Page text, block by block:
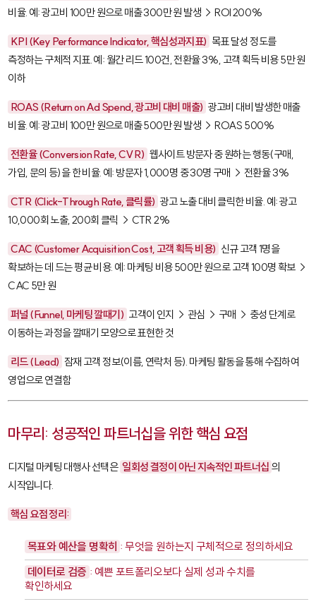
비율. 예: 광고비 100만 원으로 매출 300만 원 발생 → ROI 200%
KPI (Key Performance Indicator, 핵심성과지표) 목표 달성 정도를
측정하는 구체적 지표. 예: 월간 리드 100건, 전환율 3%, 고객 획득 비용 5만 원
이하
ROAS (Return on Ad Spend, 광고비 대비 매출) 광고비 대비 발생한 매출
비율. 예: 광고비 100만 원으로 매출 500만 원 발생 → ROAS 500%
전환율 (Conversion Rate, CVR) 웹사이트 방문자 중 원하는 행동(구매,
가입, 문의 등)을 한 비율. 예: 방문자 1,000명 중 30명 구매 → 전환율 3%
CTR (Click-Through Rate, 클릭률) 광고 노출 대비 클릭한 비율. 예: 광고
10,000회 노출, 200회 클릭 → CTR 2%
CAC (Customer Acquisition Cost, 고객 획득 비용) 신규 고객 1명을
확보하는 데 드는 평균 비용. 예: 마케팅 비용 500만 원으로 고객 100명 확보 →
CAC 5만 원
퍼널 (Funnel, 마케팅 깔때기) 고객이 인지 → 관심 → 구매 → 충성 단계로
이동하는 과정을 깔때기 모양으로 표현한 것
리드 (Lead) 잠재 고객 정보(이름, 연락처 등). 마케팅 활동을 통해 수집하여
영업으로 연결함
마무리: 성공적인 파트너십을 위한 핵심 요점
디지털 마케팅 대행사 선택은 일회성 결정이 아닌 지속적인 파트너십 의
시작입니다.
핵심 요점 정리:
목표와 예산을 명확히 : 무엇을 원하는지 구체적으로 정의하세요
데이터로 검증 : 예쁜 포트폴리오보다 실제 성과 수치를
확인하세요